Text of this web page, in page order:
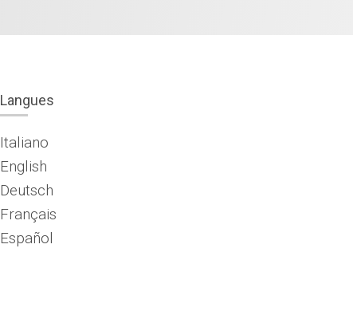
Langues
Italiano
English
Deutsch
Français
Español